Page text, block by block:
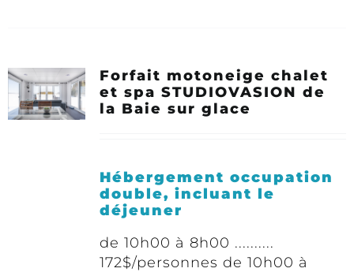
Forfait motoneige chalet
et spa STUDIOVASION de
la Baie sur glace
Hébergement occupation
double, incluant le
déjeuner
de 10h00 à 8h00 ..........
172$/personnes de 10h00 à